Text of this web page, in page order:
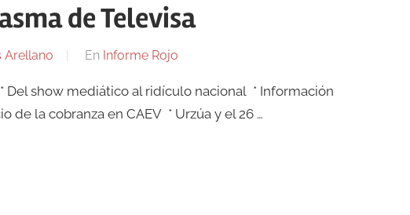
de Televisa
Arellano En Informe Rojo
Del show mediático al ridículo nacional * Información
de la cobranza en CAEV * Urzúa y el 26 …